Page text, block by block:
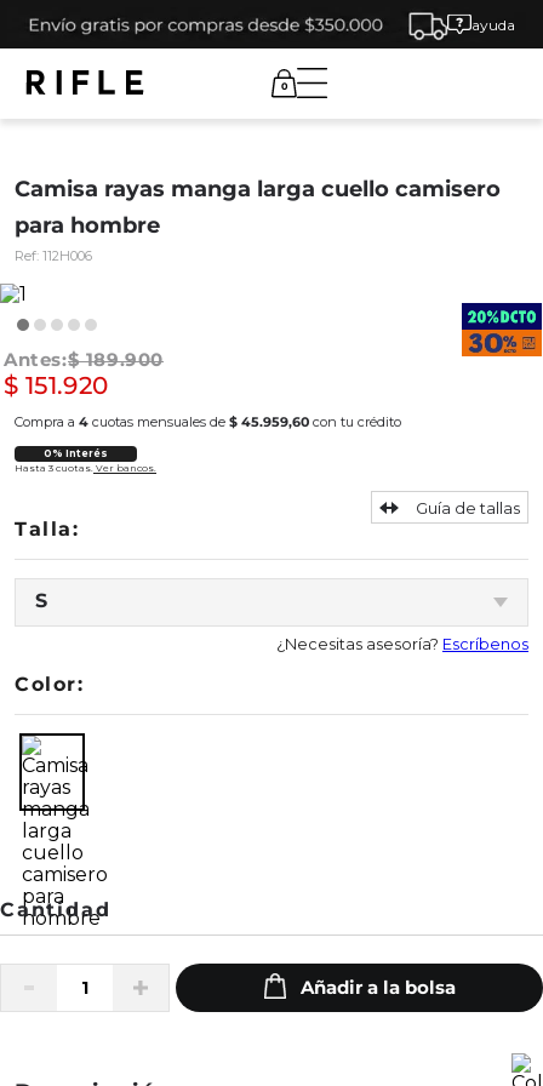
ayuda
0
Camisa rayas manga larga cuello camisero
para hombre
Ref: 112H006
$ 189.900
$ 151.920
Compra a 4 cuotas mensuales de $ 45.959,60 con tu crédito
0% Interés
Hasta 3 cuotas. Ver bancos.
S
Guía de tallas
¿Necesitas asesoría? Escríbenos
Color: